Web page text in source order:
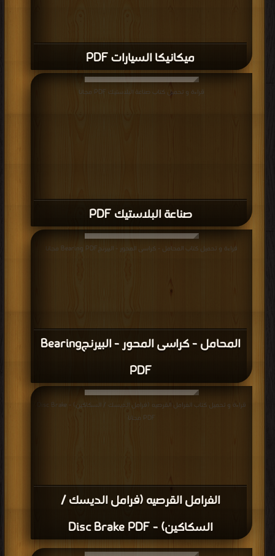
ميكانيكا السيارات PDF
صناعة البلاستيك PDF
قراءة و تحميل كتاب صناعة البلاستيك PDF مجانا
المحامل - كراسى المحور - البيرنجBearing
PDF
قراءة و تحميل كتاب المحامل - كراسى المحور - البيرنجBearing PDF مجانا
الفرامل القرصيه (فرامل الديسك /
السكاكين) - Disc Brake PDF
قراءة و تحميل كتاب الفرامل القرصيه (فرامل الديسك / السكاكين) - Disc Brake
PDF مجانا